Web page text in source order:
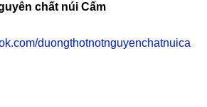
chất núi Cấm
duongthotnotnguyenchatnuica